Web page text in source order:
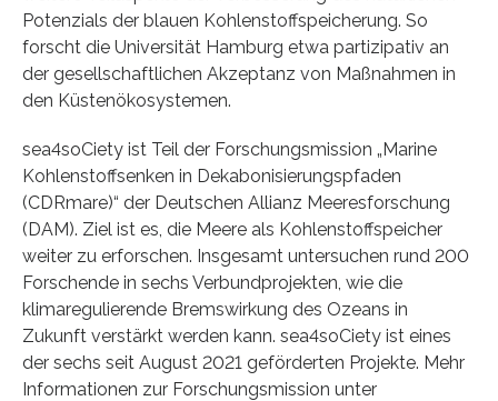
Potenzials der blauen Kohlenstoffspeicherung. So
forscht die Universität Hamburg etwa partizipativ an
der gesellschaftlichen Akzeptanz von Maßnahmen in
den Küstenökosystemen.
sea4soCiety ist Teil der Forschungsmission „Marine
Kohlenstoffsenken in Dekabonisierungspfaden
(CDRmare)“ der Deutschen Allianz Meeresforschung
(DAM). Ziel ist es, die Meere als Kohlenstoffspeicher
weiter zu erforschen. Insgesamt untersuchen rund 200
Forschende in sechs Verbundprojekten, wie die
klimaregulierende Bremswirkung des Ozeans in
Zukunft verstärkt werden kann. sea4soCiety ist eines
der sechs seit August 2021 geförderten Projekte. Mehr
Informationen zur Forschungsmission unter